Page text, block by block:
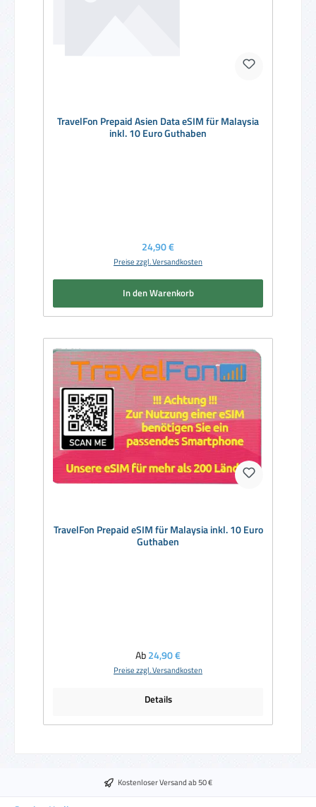
TravelFon Prepaid Asien Data eSIM für Malaysia
inkl. 10 Euro Guthaben
Regulärer Preis:
24,90 €
Preise zzgl. Versandkosten
In den Warenkorb
TravelFon Prepaid eSIM für Malaysia inkl. 10 Euro
Guthaben
Regulärer Preis:
Ab24,90 €
Preise zzgl. Versandkosten
Details
Kostenloser Versand ab 50 €